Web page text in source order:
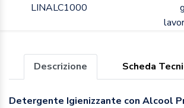
LINALC1000
Descrizione Scheda
Detergente Igienizzante con Alcool